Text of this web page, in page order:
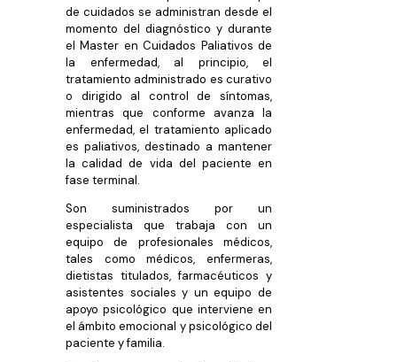
de cuidados se administran desde el
momento del diagnóstico y durante
el Master en Cuidados Paliativos de
la enfermedad, al principio, el
tratamiento administrado es curativo
o dirigido al control de síntomas,
mientras que conforme avanza la
enfermedad, el tratamiento aplicado
es paliativos, destinado a mantener
la calidad de vida del paciente en
fase terminal.
Son suministrados por un
especialista que trabaja con un
equipo de profesionales médicos,
tales como médicos, enfermeras,
dietistas titulados, farmacéuticos y
asistentes sociales y un equipo de
apoyo psicológico que interviene en
el ámbito emocional y psicológico del
paciente y familia.